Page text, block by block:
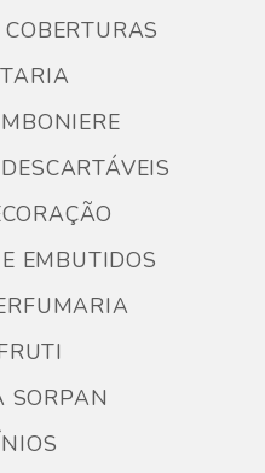
EMBUTIDOS
SORPAN